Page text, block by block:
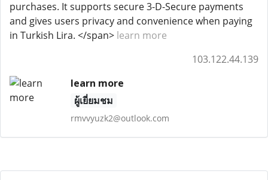
purchases. It supports secure 3-D-Secure payments
and gives users privacy and convenience when paying
in Turkish Lira. </span> learn more
103.122.44.139
learn more
ผู้เยี่ยมชม
rmvvyuzk2@outlook.com